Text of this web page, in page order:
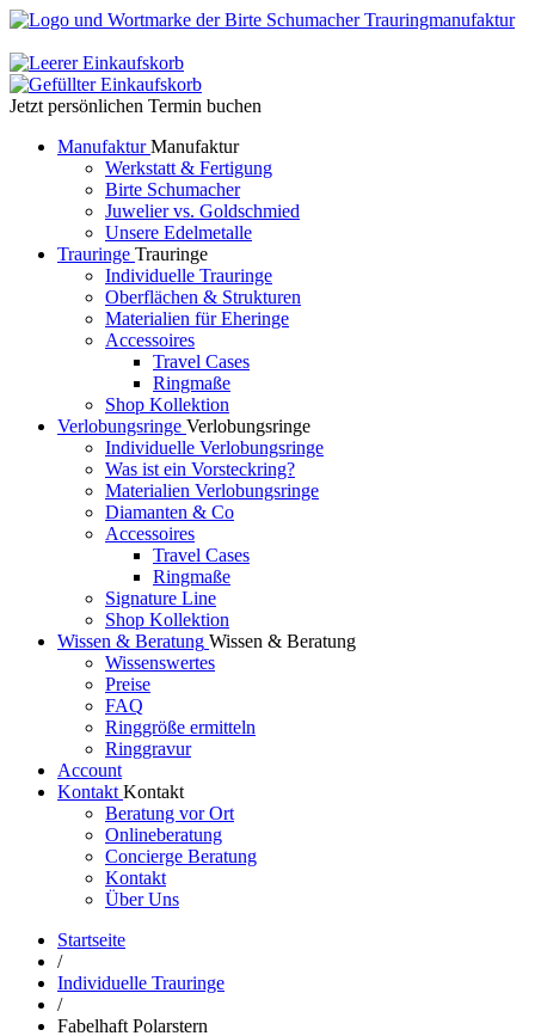
Jetzt persönlichen Termin buchen
Manufaktur Manufaktur
Werkstatt & Fertigung
Birte Schumacher
Juwelier vs. Goldschmied
Unsere Edelmetalle
Trauringe Trauringe
Individuelle Trauringe
Oberflächen & Strukturen
Materialien für Eheringe
Accessoires
Travel Cases
Ringmaße
Shop Kollektion
Verlobungsringe Verlobungsringe
Individuelle Verlobungsringe
Was ist ein Vorsteckring?
Materialien Verlobungsringe
Diamanten & Co
Accessoires
Travel Cases
Ringmaße
Signature Line
Shop Kollektion
Wissen & Beratung Wissen & Beratung
Wissenswertes
Preise
FAQ
Ringgröße ermitteln
Ringgravur
Account
Kontakt Kontakt
Beratung vor Ort
Onlineberatung
Concierge Beratung
Kontakt
Über Uns
Startseite
/
Individuelle Trauringe
/
Fabelhaft Polarstern